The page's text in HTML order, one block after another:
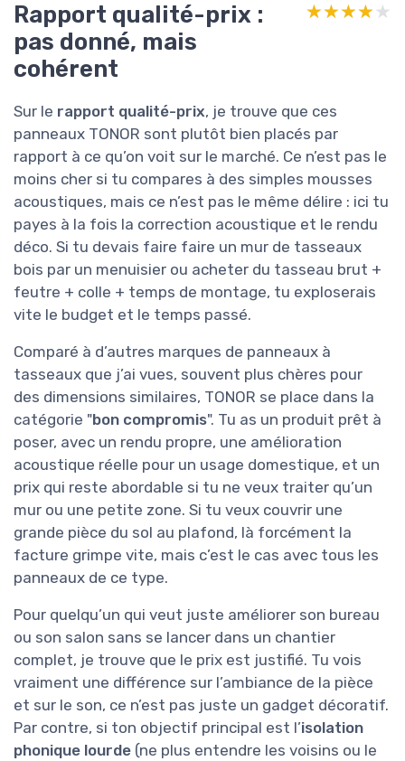
Rapport qualité-prix :
pas donné, mais
cohérent
★★★★★
★★★★★
Sur le rapport qualité-prix, je trouve que ces
panneaux TONOR sont plutôt bien placés par
rapport à ce qu’on voit sur le marché. Ce n’est pas le
moins cher si tu compares à des simples mousses
acoustiques, mais ce n’est pas le même délire : ici tu
payes à la fois la correction acoustique et le rendu
déco. Si tu devais faire faire un mur de tasseaux
bois par un menuisier ou acheter du tasseau brut +
feutre + colle + temps de montage, tu exploserais
vite le budget et le temps passé.
Comparé à d’autres marques de panneaux à
tasseaux que j’ai vues, souvent plus chères pour
des dimensions similaires, TONOR se place dans la
catégorie "bon compromis". Tu as un produit prêt à
poser, avec un rendu propre, une amélioration
acoustique réelle pour un usage domestique, et un
prix qui reste abordable si tu ne veux traiter qu’un
mur ou une petite zone. Si tu veux couvrir une
grande pièce du sol au plafond, là forcément la
facture grimpe vite, mais c’est le cas avec tous les
panneaux de ce type.
Pour quelqu’un qui veut juste améliorer son bureau
ou son salon sans se lancer dans un chantier
complet, je trouve que le prix est justifié. Tu vois
vraiment une différence sur l’ambiance de la pièce
et sur le son, ce n’est pas juste un gadget décoratif.
Par contre, si ton objectif principal est l’isolation
phonique lourde (ne plus entendre les voisins ou le